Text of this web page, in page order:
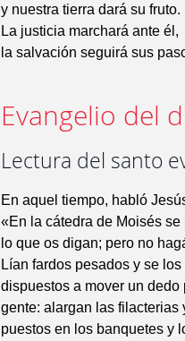
y nuestra tierra dará su fruto.
La justicia marchará ante él,
la salvación seguirá sus
Evangelio del
Lectura del santo
En aquel tiempo, habló
«En la cátedra de Moisés
lo que os digan; pero no
Lían fardos pesados y se
dispuestos a mover un
gente: alargan las filacterias
puestos en los banquetes y